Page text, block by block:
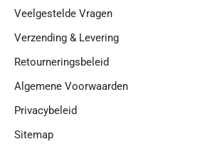
Veelgestelde Vragen
Verzending & Levering
Retourneringsbeleid
Algemene Voorwaarden
Privacybeleid
Sitemap